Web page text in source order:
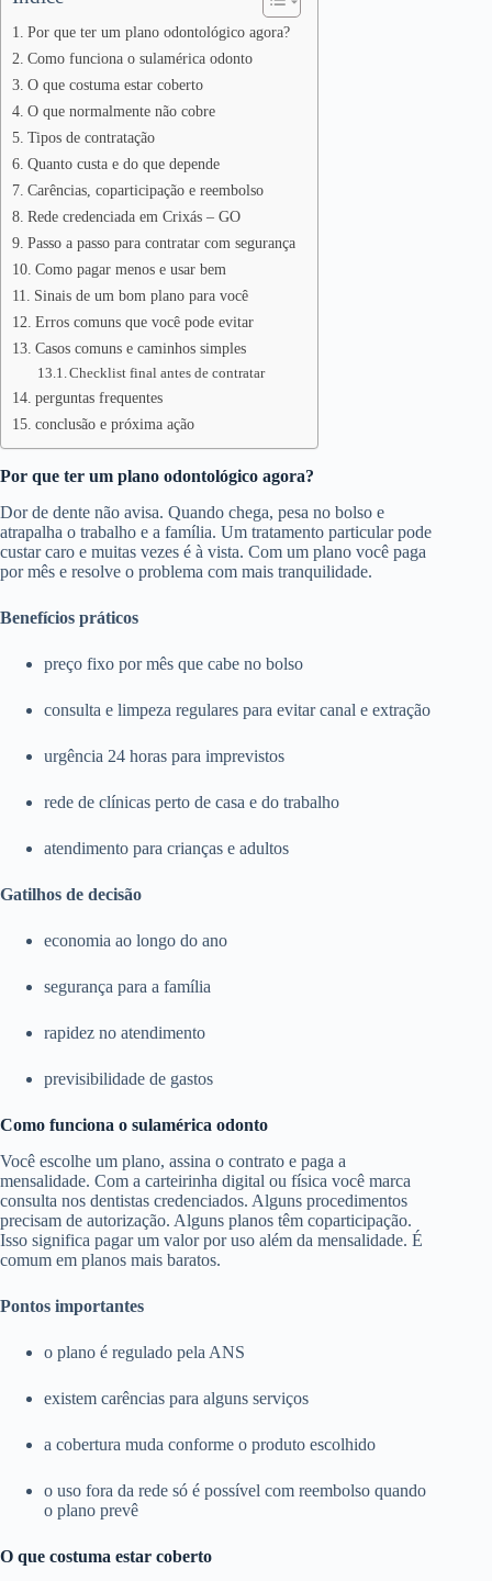
Por que ter um plano odontológico agora?
Como funciona o sulamérica odonto
O que costuma estar coberto
O que normalmente não cobre
Tipos de contratação
Quanto custa e do que depende
Carências, coparticipação e reembolso
Rede credenciada em Crixás – GO
Passo a passo para contratar com segurança
Como pagar menos e usar bem
Sinais de um bom plano para você
Erros comuns que você pode evitar
Casos comuns e caminhos simples
Checklist final antes de contratar
perguntas frequentes
conclusão e próxima ação
Por que ter um plano odontológico agora?
Dor de dente não avisa. Quando chega, pesa no bolso e
atrapalha o trabalho e a família. Um tratamento particular pode
custar caro e muitas vezes é à vista. Com um plano você paga
por mês e resolve o problema com mais tranquilidade.
Benefícios práticos
preço fixo por mês que cabe no bolso
consulta e limpeza regulares para evitar canal e extração
urgência 24 horas para imprevistos
rede de clínicas perto de casa e do trabalho
atendimento para crianças e adultos
Gatilhos de decisão
economia ao longo do ano
segurança para a família
rapidez no atendimento
previsibilidade de gastos
Como funciona o sulamérica odonto
Você escolhe um plano, assina o contrato e paga a
mensalidade. Com a carteirinha digital ou física você marca
consulta nos dentistas credenciados. Alguns procedimentos
precisam de autorização. Alguns planos têm coparticipação.
Isso significa pagar um valor por uso além da mensalidade. É
comum em planos mais baratos.
Pontos importantes
o plano é regulado pela ANS
existem carências para alguns serviços
a cobertura muda conforme o produto escolhido
o uso fora da rede só é possível com reembolso quando
o plano prevê
O que costuma estar coberto